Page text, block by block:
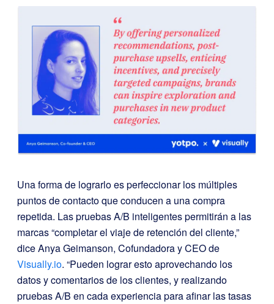
Una forma de lograrlo es perfeccionar los múltiples
puntos de contacto que conducen a una compra
repetida. Las pruebas A/B inteligentes permitirán a las
marcas “completar el viaje de retención del cliente,”
dice Anya Geimanson, Cofundadora y CEO de
Visually.io. “Pueden lograr esto aprovechando los
datos y comentarios de los clientes, y realizando
pruebas A/B en cada experiencia para afinar las tasas